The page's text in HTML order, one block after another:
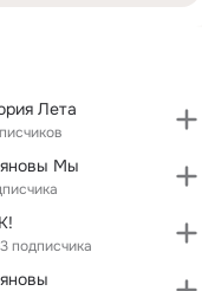
Лета
Мы
подписчика